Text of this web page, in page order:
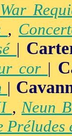
War
,
|
cor |
|
,Neun
Préludes